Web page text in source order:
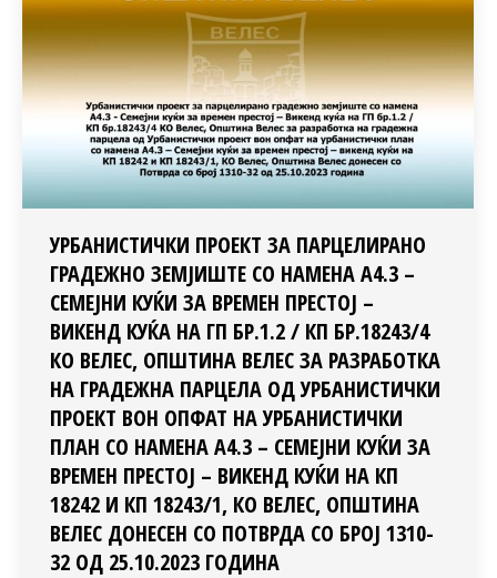
УРБАНИСТИЧКИ ПРОЕКТ ЗА ПАРЦЕЛИРАНО
ГРАДЕЖНО ЗЕМЈИШТЕ СО НАМЕНА А4.3 –
СЕМЕЈНИ КУЌИ ЗА ВРЕМЕН ПРЕСТОЈ –
ВИКЕНД КУЌА НА ГП БР.1.2 / КП БР.18243/4
КО ВЕЛЕС, ОПШТИНА ВЕЛЕС ЗА РАЗРАБОТКА
НА ГРАДЕЖНА ПАРЦЕЛА ОД УРБАНИСТИЧКИ
ПРОЕКТ ВОН ОПФАТ НА УРБАНИСТИЧКИ
ПЛАН СО НАМЕНА А4.3 – СЕМЕЈНИ КУЌИ ЗА
ВРЕМЕН ПРЕСТОЈ – ВИКЕНД КУЌИ НА КП
18242 И КП 18243/1, КО ВЕЛЕС, ОПШТИНА
ВЕЛЕС ДОНЕСЕН СО ПОТВРДА СО БРОЈ 1310-
32 ОД 25.10.2023 ГОДИНА